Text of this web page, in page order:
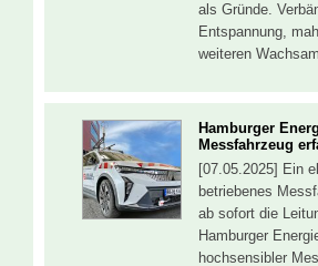
als Gründe.
Entspannung,
weiteren
Hamburger
Messfahrzeug
[07.05.2025] Ein
betriebenes
ab sofort die
Hamburger
hochsensibler